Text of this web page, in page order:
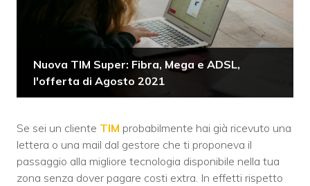
Nuova TIM Super: Fibra, Mega e ADSL,
l'offerta di Agosto 2021
Se sei un cliente TIM probabilmente hai già ricevuto una
lettera o una mail dal gestore che ti proponeva il
passaggio alla migliore tecnologia disponibile nella tua
zona senza dover pagare costi extra. In effetti rispetto